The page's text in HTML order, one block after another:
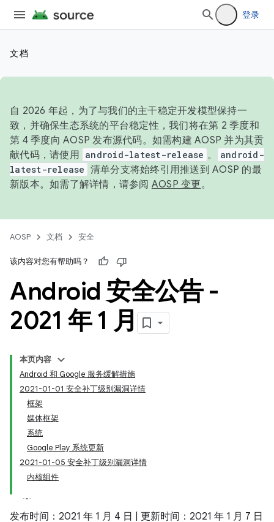
登录
文档
自 2026 年起，为了与我们的主干稳定开发模型保持一
致，并确保生态系统的平台稳定性，我们将在第 2 季度和
第 4 季度向 AOSP 发布源代码。如需构建 AOSP 并为其贡
献代码，请使用 android-latest-release 。
android-
latest-release 清单分支将始终引用推送到 AOSP 的最
新版本。如需了解详情，请参阅 AOSP 变更。
AOSP 文档 安全
该内容对您有帮助吗？
Android 安全公告 -
2021 年 1 月
本页内容
Android 和 Google 服务缓解措施
2021-01-01 安全补丁级别漏洞详情
框架
媒体框架
系统
Google Play 系统更新
2021-01-05 安全补丁级别漏洞详情
内核组件
发布时间：2021 年 1 月 4 日 | 更新时间：2021 年 1 月 7 日